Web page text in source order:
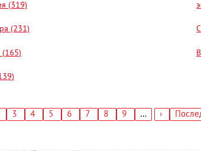
(319)
(231)
(165)
Страница
3 Страница
4 Страница
5 Страница
6 Страница
7 Страница
8 Страница
9 … ›